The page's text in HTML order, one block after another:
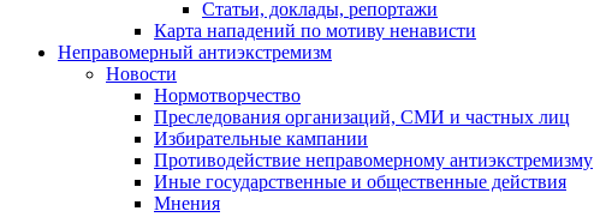
Статьи, доклады, репортажи
Карта нападений по мотиву ненависти
Неправомерный антиэкстремизм
Новости
Нормотворчество
Преследования организаций, СМИ и частных лиц
Избирательные кампании
Противодействие неправомерному антиэкстремизму
Иные государственные и общественные действия
Мнения